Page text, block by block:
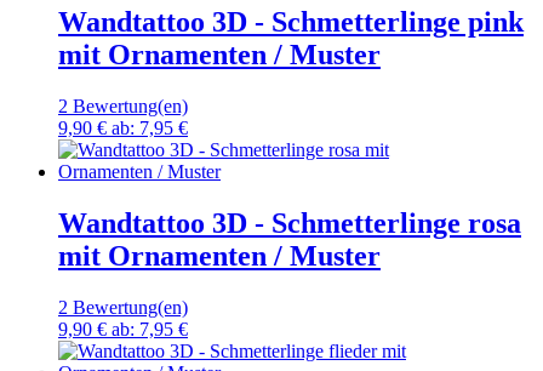
Wandtattoo 3D - Schmetterlinge pink
mit Ornamenten / Muster
2 Bewertung(en)
9,90 € ab: 7,95 €
Wandtattoo 3D - Schmetterlinge rosa
mit Ornamenten / Muster
2 Bewertung(en)
9,90 € ab: 7,95 €